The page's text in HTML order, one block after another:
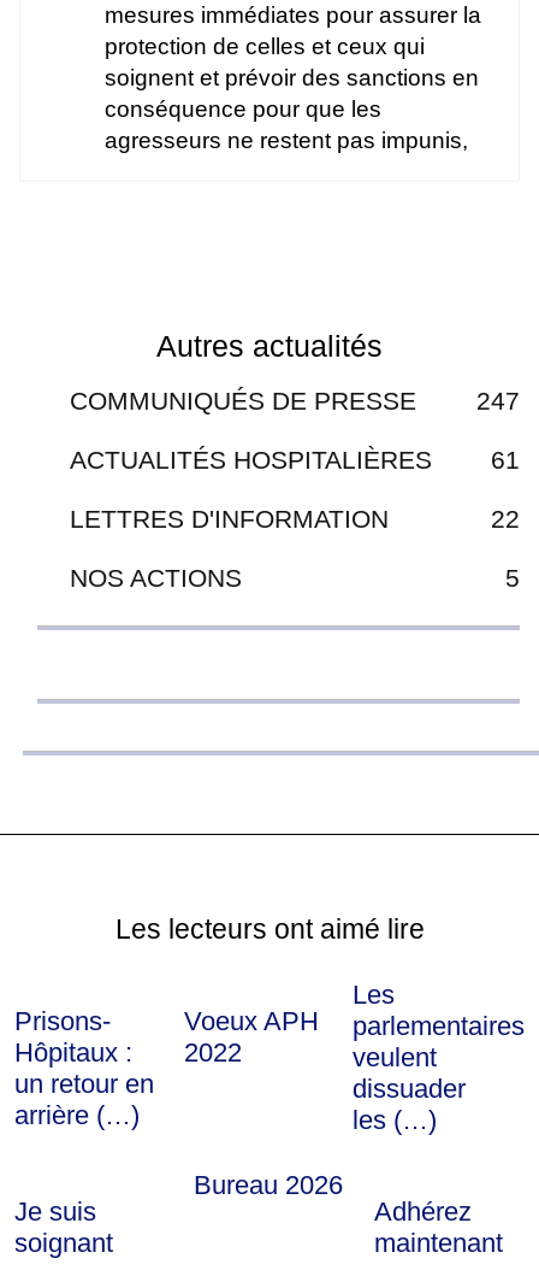
mesures immédiates pour assurer la
protection de celles et ceux qui
soignent et prévoir des sanctions en
conséquence pour que les
agresseurs ne restent pas impunis,
Autres actualités
COMMUNIQUÉS DE PRESSE 247
ACTUALITÉS HOSPITALIÈRES 61
LETTRES D'INFORMATION 22
NOS ACTIONS 5
Les lecteurs ont aimé lire
Prisons-
Hôpitaux :
un retour en
arrière (…)
Voeux APH
2022
Les
parlementaires
veulent
dissuader
les (…)
Je suis
soignant
Bureau 2026
Adhérez
maintenant